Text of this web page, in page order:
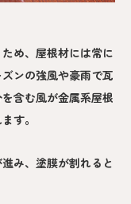
め、屋根材には常に
ンの強風や豪雨で瓦
含む風が金属系屋根
す。
み、塗膜が割れると